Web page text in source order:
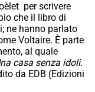
per scrivere
che il libro di
ne hanno parlato
Voltaire. È parte
al quale
casa senza idoli.
da EDB (Edizioni